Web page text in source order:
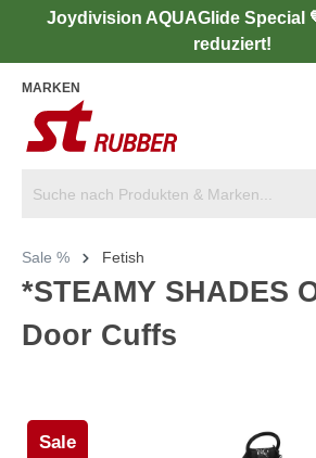
Joydivision AQUAGlide Special
reduziert!
MARKEN
Sale % Fetish
*STEAMY SHADES
Door Cuffs
Sale